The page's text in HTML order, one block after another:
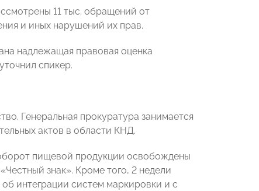
11 тыс. обращений от
и иных нарушений их прав.
надлежащая правовая оценка
спикер.
Генеральная прокуратура занимается
актов в области КНД.
пищевой продукции освобождены
знак». Кроме того, 2 недели
интеграции систем маркировки и с